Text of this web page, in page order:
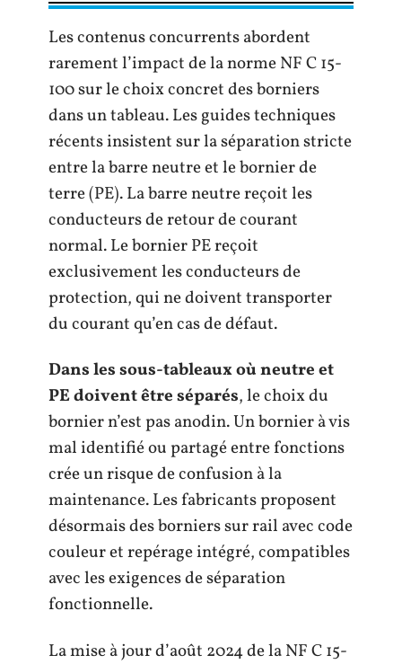
Les contenus concurrents abordent
rarement l’impact de la norme NF C 15-
100 sur le choix concret des borniers
dans un tableau. Les guides techniques
récents insistent sur la séparation stricte
entre la barre neutre et le bornier de
terre (PE). La barre neutre reçoit les
conducteurs de retour de courant
normal. Le bornier PE reçoit
exclusivement les conducteurs de
protection, qui ne doivent transporter
du courant qu’en cas de défaut.
Dans les sous-tableaux où neutre et
PE doivent être séparés, le choix du
bornier n’est pas anodin. Un bornier à vis
mal identifié ou partagé entre fonctions
crée un risque de confusion à la
maintenance. Les fabricants proposent
désormais des borniers sur rail avec code
couleur et repérage intégré, compatibles
avec les exigences de séparation
fonctionnelle.
La mise à jour d’août 2024 de la NF C 15-